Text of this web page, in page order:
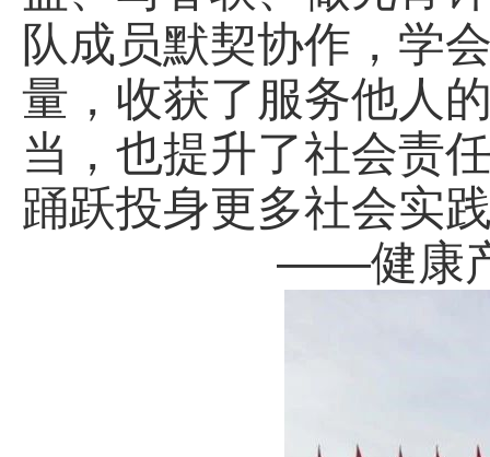
队成员默契协作，学
量，收获了服务他人
当，也提升了社会责
踊跃投身更多社会实
——健康